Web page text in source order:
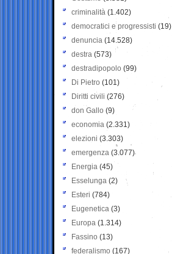
criminalità (1.402)
democratici e progressisti (19)
denuncia (14.528)
destra (573)
destradipopolo (99)
Di Pietro (101)
Diritti civili (276)
don Gallo (9)
economia (2.331)
elezioni (3.303)
emergenza (3.077)
Energia (45)
Esselunga (2)
Esteri (784)
Eugenetica (3)
Europa (1.314)
Fassino (13)
federalismo (167)